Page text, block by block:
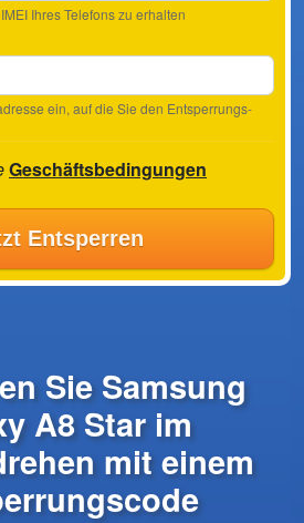
Ihres Telefons zu erhalten
ein, auf die Sie den Entsperrungs-
Geschäftsbedingungen
Entsperren
Sie Samsung
A8 Star im
mit einem